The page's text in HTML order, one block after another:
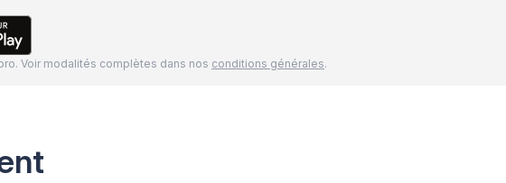
Voir modalités complètes dans nos conditions générales.